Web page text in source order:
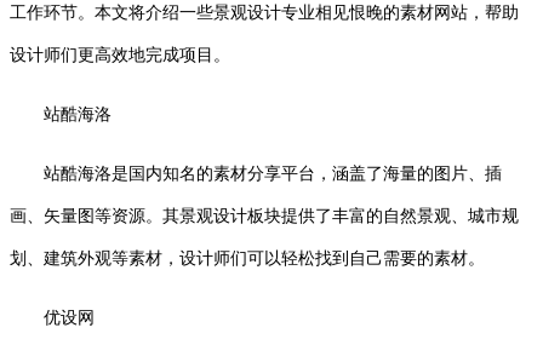
工作环节。本文将介绍一些景观设计专业相见恨晚的素材网站，帮助
设计师们更高效地完成项目。
站酷海洛
站酷海洛是国内知名的素材分享平台，涵盖了海量的图片、插
画、矢量图等资源。其景观设计板块提供了丰富的自然景观、城市规
划、建筑外观等素材，设计师们可以轻松找到自己需要的素材。
优设网